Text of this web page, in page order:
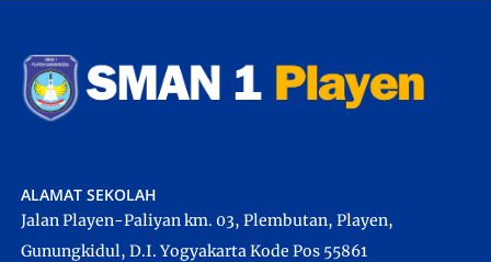
ALAMAT SEKOLAH
Jalan Playen-Paliyan km. 03, Plembutan, Playen,
Gunungkidul, D.I. Yogyakarta Kode Pos 55861